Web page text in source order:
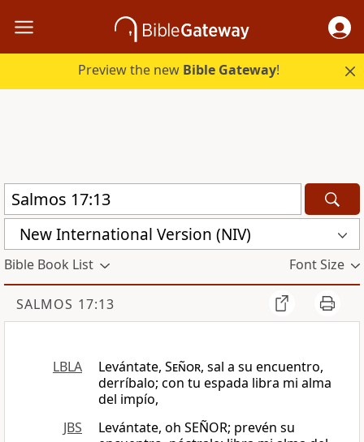
Preview the new Bible Gateway!
New International Version (NIV)
Bible Book List Font Size
SALMOS 17:13
LBLA Levántate, Señor, sal a su encuentro,
derríbalo; con tu espada libra mi alma
del impío,
JBS
Levántate, oh SEÑOR; prevén su